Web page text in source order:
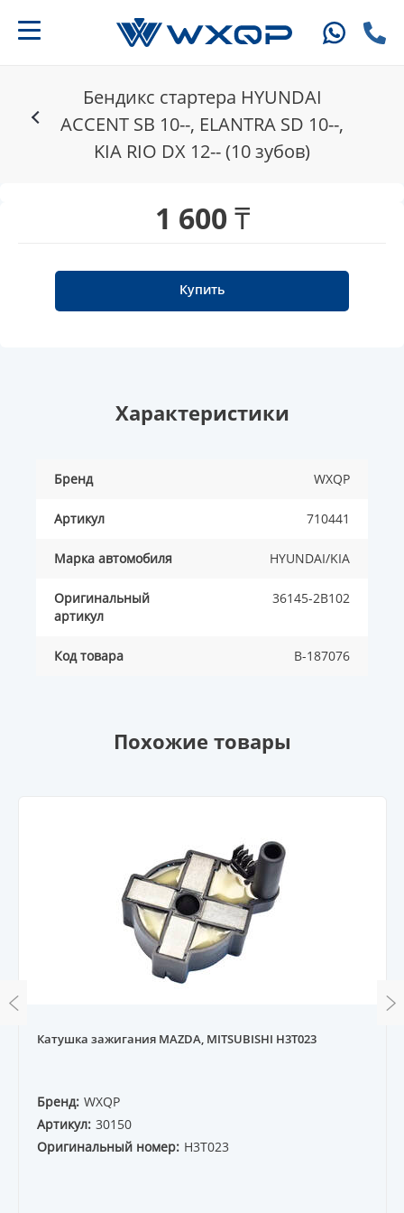
Бендикс стартера HYUNDAI
ACCENT SB 10--, ELANTRA SD 10--,
KIA RIO DX 12-- (10 зубов)
1 600 ₸
Купить
Характеристики
Бренд WXQP
Артикул 710441
Марка автомобиля HYUNDAI/KIA
Оригинальный
артикул
36145-2B102
Код товара B-187076
Похожие товары
Катушка зажигания MAZDA, MITSUBISHI H3T023
Бренд: WXQP
Артикул: 30150
Оригинальный номер: H3T023